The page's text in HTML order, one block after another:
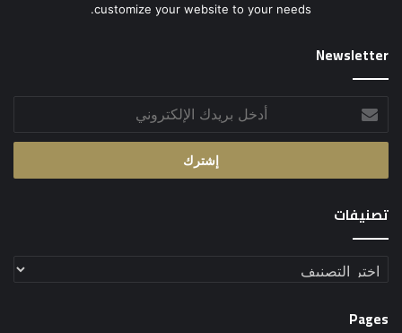
customize your website to your needs.
Newsletter
بريدك
الإلكتروني
تصنيفات
تصنيفات
Pages